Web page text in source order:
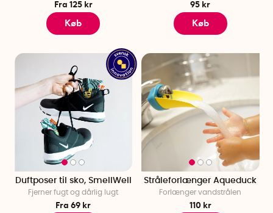
Fra 125 kr
Køb
95 kr
Køb
Duftposer til sko, SmellWell
Fjerner fugt og dårlig lugt
Fra 69 kr
Stråleforlænger Aqueduck
Forlænger vandstrålen
110 kr